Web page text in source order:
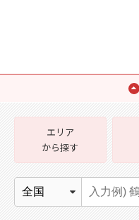
エリア
から探す